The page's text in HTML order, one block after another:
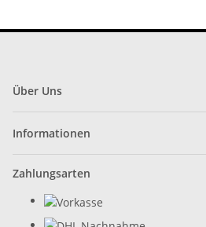
Über Uns
Informationen
Zahlungsarten